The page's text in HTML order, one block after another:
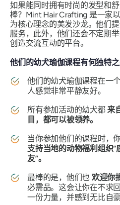
如果能同时拥有时尚的发型和
棒？Mint Hair Crafting 是一家
为核心理念的美发沙龙。他们
服务，此外，他们还会不定期
创造交流互动的平台。
他们的幼犬瑜伽课程有何独特之
他们的幼犬瑜伽课程在一
人感觉非常平静友好。
所有参加活动的幼犬都来
目，都可以被领养。
当你参加他们的课程时，
支持当地的动物福利组织
友”。
最棒的是，他们也 欢迎你
必需品。这会让你在不求
一份力量，并感到无比自豪